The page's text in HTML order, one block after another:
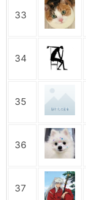
33
34
35
36
37